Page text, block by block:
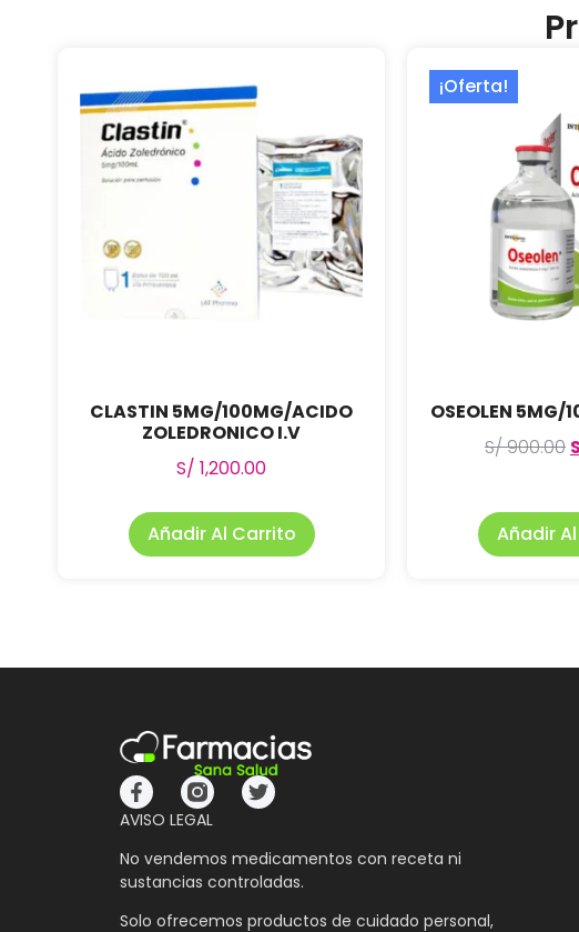
CLASTIN 5MG/100MG/ACIDO
ZOLEDRONICO I.V
S/ 1,200.00
Añadir Al Carrito
¡Oferta!
OSEOLEN 5MG/
S/900.00
Añadir
AVISO LEGAL
No vendemos medicamentos con receta ni
sustancias controladas.
Solo ofrecemos productos de cuidado personal,